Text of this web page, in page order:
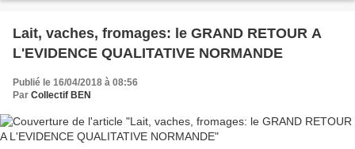
Lait, vaches, fromages: le GRAND RETOUR A
L'EVIDENCE QUALITATIVE NORMANDE
Publié le 16/04/2018 à 08:56
Par Collectif BEN